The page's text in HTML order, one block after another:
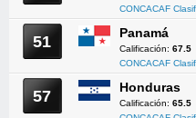
CONCACAF
51 Panamá
Calificación: 67.5
CONCACAF
57 Honduras
Calificación: 65.5